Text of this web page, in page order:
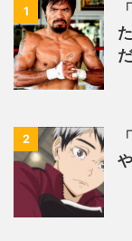
1
2